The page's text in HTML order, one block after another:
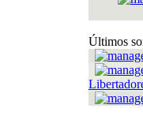
Últimos